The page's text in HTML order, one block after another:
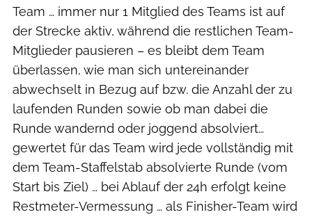
Team … immer nur 1 Mitglied des Teams ist auf
der Strecke aktiv, während die restlichen Team-
Mitglieder pausieren – es bleibt dem Team
überlassen, wie man sich untereinander
abwechselt in Bezug auf bzw. die Anzahl der zu
laufenden Runden sowie ob man dabei die
Runde wandernd oder joggend absolviert…
gewertet für das Team wird jede vollständig mit
dem Team-Staffelstab absolvierte Runde (vom
Start bis Ziel) … bei Ablauf der 24h erfolgt keine
Restmeter-Vermessung … als Finisher-Team wird